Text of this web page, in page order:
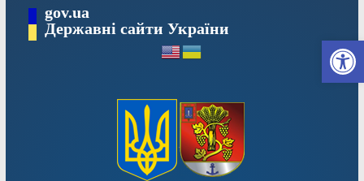
вмісту
gov.ua
Державні сайти України